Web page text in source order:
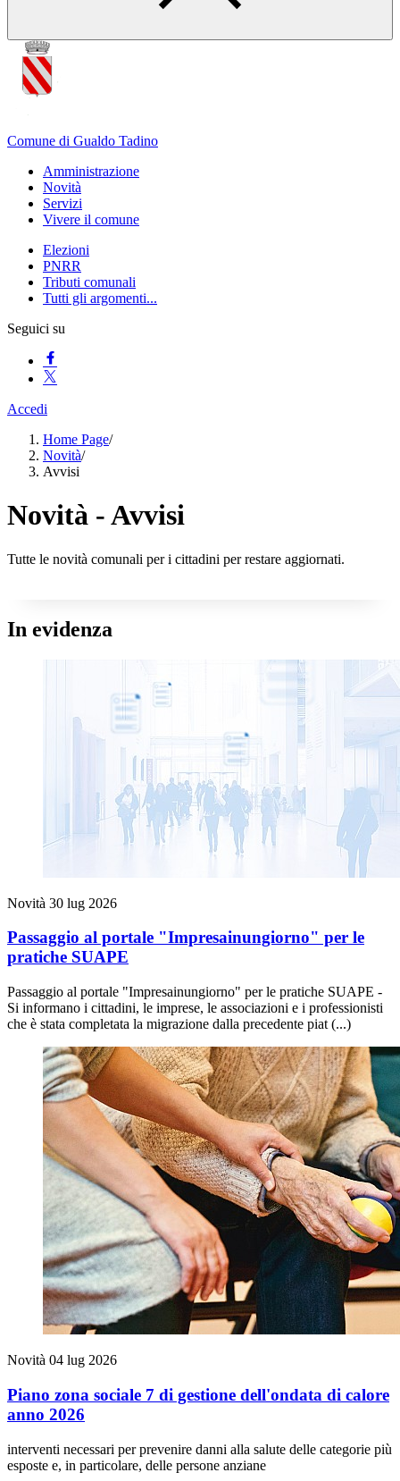
Comune di Gualdo Tadino
Amministrazione
Novità
Servizi
Vivere il comune
Elezioni
PNRR
Tributi comunali
Tutti gli argomenti...
Seguici su
Accedi
Home Page/
Novità/
Avvisi
Novità - Avvisi
Tutte le novità comunali per i cittadini per restare aggiornati.
In evidenza
Novità 30 lug 2026
Passaggio al portale "Impresainungiorno" per le
pratiche SUAPE
Passaggio al portale "Impresainungiorno" per le pratiche SUAPE -
Si informano i cittadini, le imprese, le associazioni e i professionisti
che è stata completata la migrazione dalla precedente piat (...)
Novità 04 lug 2026
Piano zona sociale 7 di gestione dell'ondata di calore
anno 2026
interventi necessari per prevenire danni alla salute delle categorie più
esposte e, in particolare, delle persone anziane